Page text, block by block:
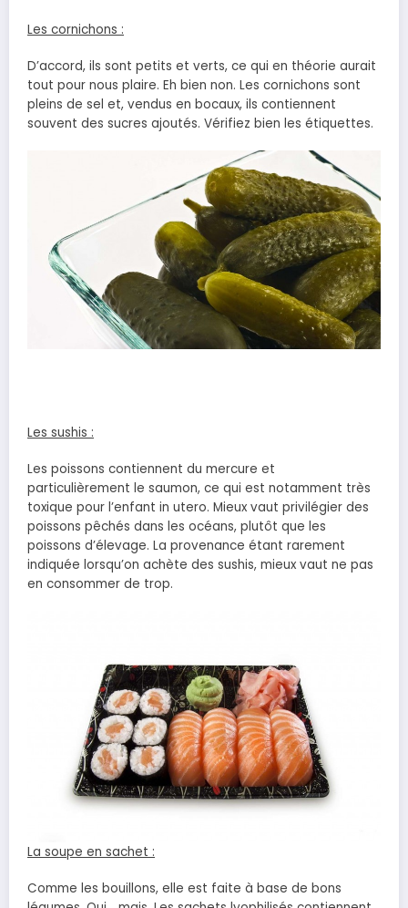
Les cornichons :
D’accord, ils sont petits et verts, ce qui en théorie aurait
tout pour nous plaire. Eh bien non. Les cornichons sont
pleins de sel et, vendus en bocaux, ils contiennent
souvent des sucres ajoutés. Vérifiez bien les étiquettes.
Les sushis :
Les poissons contiennent du mercure et
particulièrement le saumon, ce qui est notamment très
toxique pour l’enfant in utero. Mieux vaut privilégier des
poissons pêchés dans les océans, plutôt que les
poissons d’élevage. La provenance étant rarement
indiquée lorsqu’on achète des sushis, mieux vaut ne pas
en consommer de trop.
La soupe en sachet :
Comme les bouillons, elle est faite à base de bons